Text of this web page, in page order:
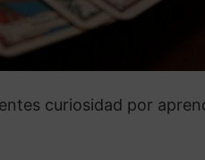
curiosidad por